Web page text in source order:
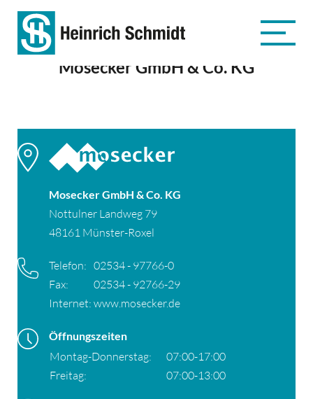
Mosecker GmbH & Co. KG
Mosecker GmbH & Co. KG
Nottulner Landweg 79
48161 Münster-Roxel
Telefon: 02534 - 97766-0
Fax:
02534 - 92766-29
Internet: www.mosecker.de
Öffnungszeiten
Montag-Donnerstag:
07:00-17:00
Freitag:
07:00-13:00